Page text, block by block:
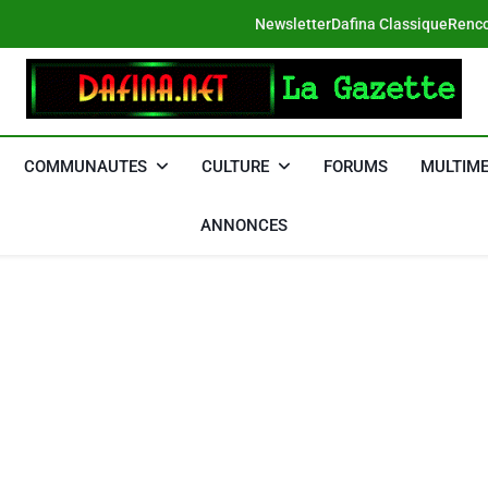
NewsletterDafina Classique
DAFINA
COMMUNAUTES CULTURE FORUMS
ANNONCES